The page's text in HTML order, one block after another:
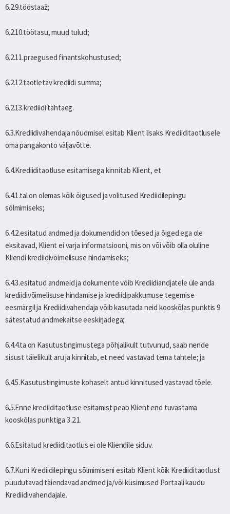
6.2.9.tööstaaž;
6.2.10.töötasu, muud tulud;
6.2.11.praegused finantskohustused;
6.2.12.taotletav krediidi summa;
6.2.13.krediidi tähtaeg.
6.3.Krediidivahendaja nõudmisel esitab Klient lisaks Krediiditaotlusele
oma pangakonto väljavõtte.
6.4.Krediiditaotluse esitamisega kinnitab Klient, et
6.4.1.tal on olemas kõik õigused ja volitused Krediidilepingu
sõlmimiseks;
6.4.2.esitatud andmed ja dokumendid on tõesed ja õiged ega ole
eksitavad, Klient ei varja informatsiooni, mis on või võib olla oluline
Kliendi krediidivõimelisuse hindamiseks;
6.4.3.esitatud andmeid ja dokumente võib Krediidiandjatele üle anda
krediidivõimelisuse hindamise ja krediidipakkumuse tegemise
eesmärgil ja Krediidivahendaja võib kasutada neid kooskõlas punktis 9
sätestatud andmekaitse eeskirjadega;
6.4.4.ta on Kasutustingimustega põhjalikult tutvunud, saab nende
sisust täielikult aru ja kinnitab, et need vastavad tema tahtele; ja
6.4.5.Kasutustingimuste kohaselt antud kinnitused vastavad tõele.
6.5.Enne krediiditaotluse esitamist peab Klient end tuvastama
kooskõlas punktiga 3.2.1.
6.6.Esitatud krediiditaotlus ei ole Kliendile siduv.
6.7.Kuni Krediidilepingu sõlmimiseni esitab Klient kõik Krediiditaotlust
puudutavad täiendavad andmed ja/või küsimused Portaali kaudu
Krediidivahendajale.